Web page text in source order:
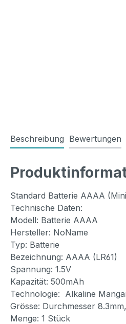
Beschreibung Bewertungen
Standard Batterie AAAA
Technische Daten:
Modell: Batterie AAAA
Hersteller: NoName
Typ: Batterie
Bezeichnung: AAAA (LR61)
Spannung: 1.5V
Kapazität: 500mAh
Technologie: Alkaline
Grösse: Durchmesser
Menge: 1 Stück